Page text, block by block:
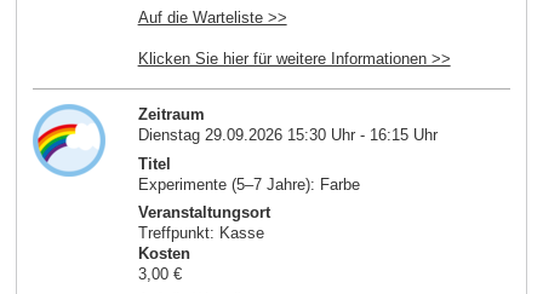
Auf die Warteliste >>
Klicken Sie hier für weitere Informationen >>
Zeitraum
Dienstag 29.09.2026 15:30 Uhr - 16:15 Uhr
Titel
Experimente (5–7 Jahre): Farbe
Veranstaltungsort
Treffpunkt: Kasse
Kosten
3,00 €